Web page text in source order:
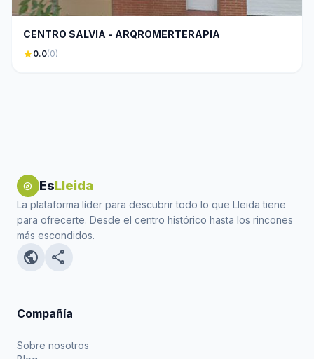
CENTRO SALVIA - ARQROMERTERAPIA
star0.0(0)
explore EsLleida
La plataforma líder para descubrir todo lo que Lleida tiene
para ofrecerte. Desde el centro histórico hasta los rincones
más escondidos.
public share
Compañía
Sobre nosotros